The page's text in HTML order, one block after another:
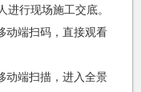
行现场施工交底。
动端扫码，直接观看
动端扫描，进入全景